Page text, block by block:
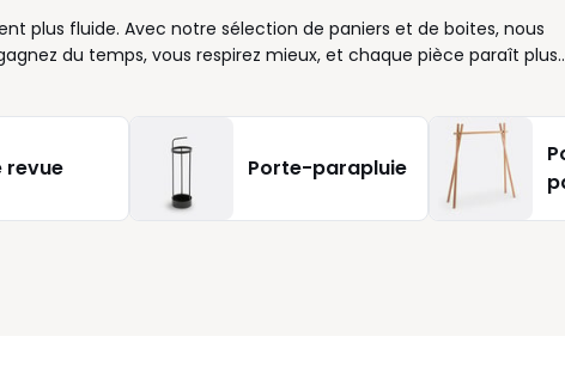
plus fluide. Avec notre sélection de paniers et de boites, nous
du temps, vous respirez mieux, et chaque pièce paraît plus
s’intègrent facilement à votre intérieur. Une boite avec
blanc, beige ou dans des couleurs plus marquées, ils
nous pensons chaque produit pour simplifier votre organisation.
composez selon vos besoins réels. Pour vos accessoires du
ces boites deviennent vite des alliées fiables, faciles à vivre
revue Porte-parapluie